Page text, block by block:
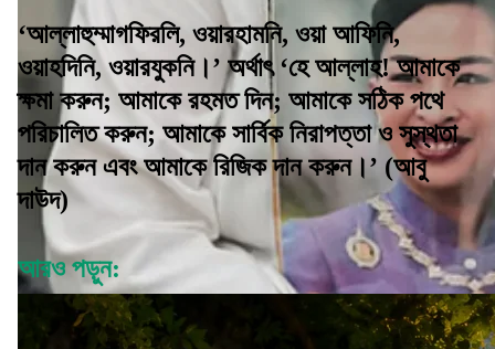
‘আল্লাহুম্মাগফিরলি, ওয়ারহামনি, ওয়া আফিনি,
ওয়াহদিনি, ওয়ারযুকনি।’ অর্থাৎ ‘হে আল্লাহ! আমাকে
ক্ষমা করুন; আমাকে রহমত দিন; আমাকে সঠিক পথে
পরিচালিত করুন; আমাকে সার্বিক নিরাপত্তা ও সুস্থতা
দান করুন এবং আমাকে রিজিক দান করুন।’ (আবু
দাউদ)
আরও পড়ুন: